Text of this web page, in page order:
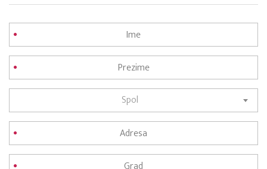
Spol